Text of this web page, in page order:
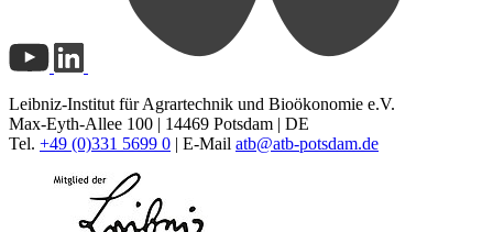
Leibniz-Institut für Agrartechnik und Bioökonomie e.V.
Max-Eyth-Allee 100 | 14469 Potsdam | DE
Tel. +49 (0)331 5699 0 | E-Mail atb@atb-potsdam.de